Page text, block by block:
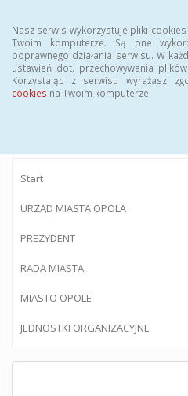
Nasz serwis wykorzystuje pliki
Twoim komputerze. Są one
poprawnego działania serwisu. W
ustawień dot. przechowywania
Korzystając z serwisu wyrażasz
cookies na Twoim komputerze.
BIULETYN
Urzędu
Start
URZĄD MIASTA OPOLA
PREZYDENT
RADA MIASTA
MIASTO OPOLE
JEDNOSTKI ORGANIZACYJNE